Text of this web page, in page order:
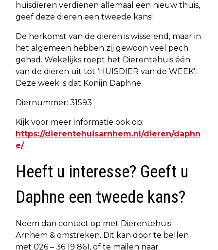
huisdieren verdienen allemaal een nieuw thuis,
geef deze dieren een tweede kans!
De herkomst van de dieren is wisselend, maar in
het algemeen hebben zij gewoon veel pech
gehad. Wekelijks roept het Dierentehuis één
van de dieren uit tot ‘HUISDIER van de WEEK’.
Deze week is dat Konijn Daphne.
Diernummer: 31593
Kijk voor meer informatie ook op:
https://dierentehuisarnhem.nl/dieren/daphn
e/
Heeft u interesse? Geeft u
Daphne een tweede kans?
Neem dan contact op met Dierentehuis
Arnhem & omstreken. Dit kan door te bellen
met 026 – 36 19 861, of te mailen naar